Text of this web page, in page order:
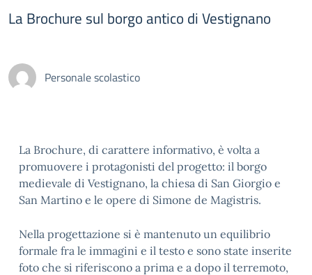
La Brochure sul borgo antico di Vestignano
Personale scolastico
La Brochure, di carattere informativo, è volta a
promuovere i protagonisti del progetto: il borgo
medievale di Vestignano, la chiesa di San Giorgio e
San Martino e le opere di Simone de Magistris.
Nella progettazione si è mantenuto un equilibrio
formale fra le immagini e il testo e sono state inserite
foto che si riferiscono a prima e a dopo il terremoto,